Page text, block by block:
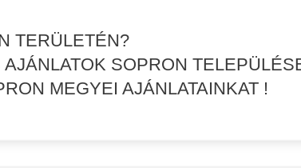
TERÜLETÉN?
SOPRON
MEGYEI AJÁNLATAINKAT !